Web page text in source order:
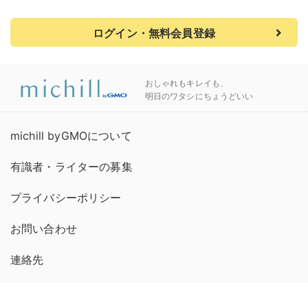
ログイン・無料会員登録
おしゃれもキレイも、
明日のワタシにちょうどいい
michill byGMOについて
有識者・ライターの募集
プライバシーポリシー
お問い合わせ
連絡先